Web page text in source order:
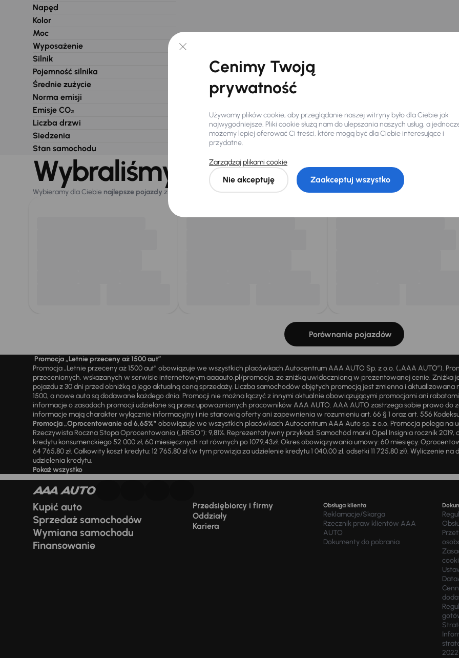
Napęd
Kolor
Moc
Wyposażenie
Silnik
Pojemność silnika
Średnie zużycie
Norma emisji
Emisje CO₂
Liczba drzwi
Siedzenia
Stan samochodu
Wybraliśmy dla Ciebie
Wybieramy dla Ciebie najlepsze pojazdy z naszej oferty. Kupimy dla Ciebiedo 400 pojazdówkażdego dnia.
Porównanie pojazdów
Promocja „Letnie przeceny aż 1500 aut”
Promocja „Letnie przeceny aż 1500 aut” obowiązuje we wszystkich placówkach Autocentrum AAA AUTO Sp. z o.o. („AAA AUTO”).
przecenionych, wskazanych w serwisie internetowym aaaauto.pl/promocja, ze zniżką uwidocznioną w prezentowanej cenie. Zniżka
pojazdu z 30 dni przed obniżką a jego aktualną ceną sprzedaży. Liczba samochodów objętych promocją jest zmienna i
1500, a nowe auta są dodawane każdego dnia. Promocji nie można łączyć z innymi aktualnie obowiązującymi promocjami ani
informacje o zasadach promocji udzielane są przez upoważnionych pracowników AAA AUTO. AAA AUTO zastrzega sobie prawo
informacje mają charakter wyłącznie informacyjny i nie stanowią oferty ani zapewnienia w rozumieniu art. 66 § 1 oraz art. 556
Promocja „Oprocentowanie od 6,65%” obowiązuje we wszystkich placówkach Autocentrum AAA Auto sp. z o.o. Promocja polega na
Rzeczywista Roczna Stopa Oprocentowania („RRSO“): 9,81%. Reprezentatywny przykład: Samochód marki Opel Insignia rocznik 2019,
kredytu konsumenckiego 52 000 zł, 60 miesięcznych rat równych po 1079,43zł. Okres obowiązywania umowy: 60 miesięcy.
64 765,80 zł. Całkowity koszt kredytu: 12 765,80 zł (w tym prowizja za udzielenie kredytu 1 040,00 zł, odsetki 11 725,80 zł). Wyliczenie
udzielenia kredytu.
Pokaż wszystko
Kupić auto
Sprzedaż samochodów
Wymiana samochodu
Finansowanie
Przedsiębiorcy i firmy
Oddziały
Kariera
Obsługa klienta
Reklamacje/Skarga
Rzecznik praw klientów AAA
AUTO
Dokumenty do pobrania
2022
Cenimy Twoją
prywatność
Używamy plików cookie, aby przeglądanie naszej witryny było dla Ciebie jak
najwygodniejsze. Pliki cookie służą nam do ulepszania naszych usług, a
możemy lepiej oferować Ci treści, które mogą być dla Ciebie interesujące i
przydatne.
Zarządzaj plikami cookie
Nie akceptuję Zaakceptuj wszystko